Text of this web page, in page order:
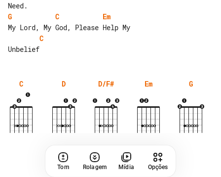
G
C
Em
C
C D D/F# Em G
Tom Rolagem Mídia Opções